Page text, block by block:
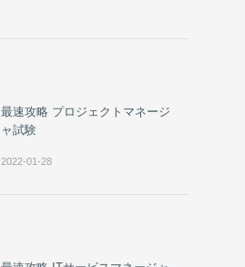
最速攻略 プロジェクトマネージ
ャ試験
2022-01-28